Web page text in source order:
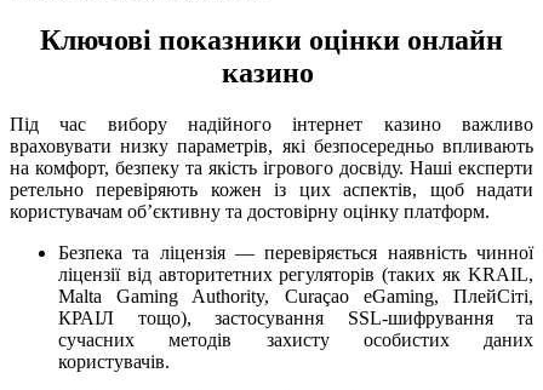
Ключові показники оцінки онлайн
казино
Під час вибору надійного інтернет казино важливо
враховувати низку параметрів, які безпосередньо впливають
на комфорт, безпеку та якість ігрового досвіду. Наші експерти
ретельно перевіряють кожен із цих аспектів, щоб надати
користувачам об’єктивну та достовірну оцінку платформ.
Безпека та ліцензія — перевіряється наявність чинної
ліцензії від авторитетних регуляторів (таких як KRAIL,
Malta Gaming Authority, Curaçao eGaming, ПлейСіті,
КРАІЛ тощо), застосування SSL-шифрування та
сучасних методів захисту особистих даних
користувачів.